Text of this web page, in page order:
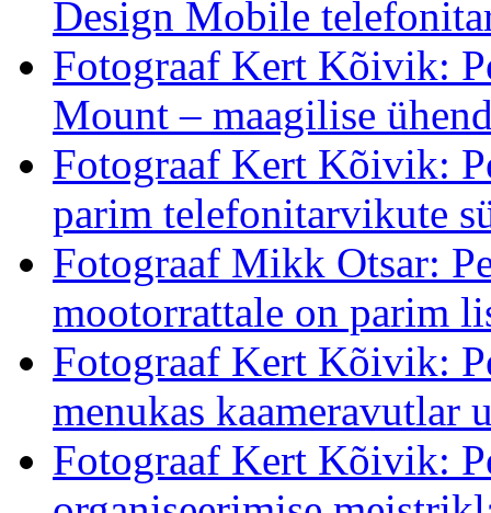
Design Mobile
Fotograaf Kert Kõivik:
Mount – maagilise
Fotograaf Kert Kõivik:
parim telefonitarvikute
Fotograaf Mikk Otsar:
mootorrattale on parim
Fotograaf Kert Kõivik:
menukas kaameravutlar
Fotograaf Kert Kõivik: